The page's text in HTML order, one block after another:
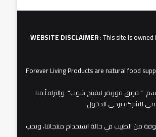
WEBSITE DISCLAIMER: This site is
Forever Living Products are natural food
والمعروفين باسم " فريق فوريفر ليفينج شوب" وإلتزاماً منا
للشركة يرجي الدخول
من الطبيب في حالة استخدام منتجاتنا، ويجب